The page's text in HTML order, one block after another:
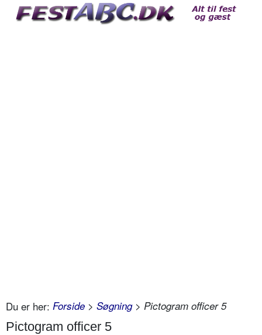
Du er her: Forside > Søgning> Pictogram officer 5
Pictogram officer 5